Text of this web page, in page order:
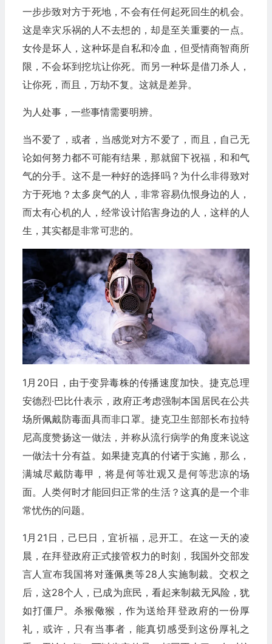
一步步致对方于死地，不会有任何起死回生的机会。
这是幸灾乐祸的人不去想的，却是至关重要的一点。
女伶是坏人，这种坏是自私和冷血，但受情商智商所
限，不会坏到挖坑让你死。而另一种坏是借刀杀人，
让你死，而且，万劫不复。这就是差异。
为人处事，一些事情需要明辨。
当不爱了，或者，当感觉对方不爱了，而且，自己无
论如何努力都不可能有结果，那就留下祝福，和和气
气的分手。这不是一种好的选择吗？为什么非得致对
方于死地？太多戾气的人，非常容易仇恨身边的人，
而太有心机的人，经常设计陷害身边的人，这样的人
生，其实都是非常可悲的。
1月20日，由于变异毒株的传播速度加快。捷克总理
安德烈·巴比什表示，政府正考虑强制本国居民在公共
场所佩戴防毒面具而非口罩。捷克卫生部部长布拉特
尼高度赞扬这一做法，并称从流行病学的角度来说这
一做法十分有益。如果捷克真的付诸于实施，那么，
满城尽戴防毒甲，将是何等壮观又是何等悲凉的场
面。人类何时才能回归正常的生活？这真的是一个非
常忧伤的问题。
1月21日，己巳日，宜祈福，忌开工。在这一天的凌
晨，在拜登政府正式接管权力的时刻，我国外交部发
言人宣布我国将对蓬佩奥等28人实施制裁。交权之
后，这28个人，已成为庶民，看起来制裁无风险，犹
如打僵尸。杀猴儆猴，作为送给拜登政府的一份厚
礼，或许，只有当事者，能真切感受到这份厚礼之